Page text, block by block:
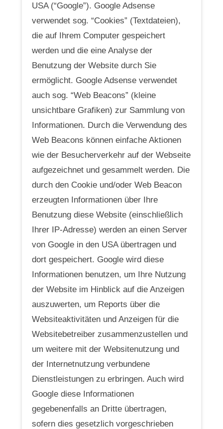
USA (“Google”). Google Adsense
verwendet sog. “Cookies” (Textdateien),
die auf Ihrem Computer gespeichert
werden und die eine Analyse der
Benutzung der Website durch Sie
ermöglicht. Google Adsense verwendet
auch sog. “Web Beacons” (kleine
unsichtbare Grafiken) zur Sammlung von
Informationen. Durch die Verwendung des
Web Beacons können einfache Aktionen
wie der Besucherverkehr auf der Webseite
aufgezeichnet und gesammelt werden. Die
durch den Cookie und/oder Web Beacon
erzeugten Informationen über Ihre
Benutzung diese Website (einschließlich
Ihrer IP-Adresse) werden an einen Server
von Google in den USA übertragen und
dort gespeichert. Google wird diese
Informationen benutzen, um Ihre Nutzung
der Website im Hinblick auf die Anzeigen
auszuwerten, um Reports über die
Websiteaktivitäten und Anzeigen für die
Websitebetreiber zusammenzustellen und
um weitere mit der Websitenutzung und
der Internetnutzung verbundene
Dienstleistungen zu erbringen. Auch wird
Google diese Informationen
gegebenenfalls an Dritte übertragen,
sofern dies gesetzlich vorgeschrieben